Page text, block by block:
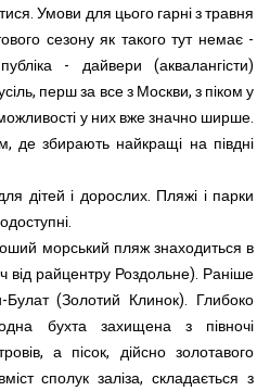
Умови для цього гарні з травня
сезону як такого тут немає -
- дайвери (аквалангісти)
перш за все з Москви, з піком у
можливості у них вже значно ширше.
де збирають найкращі на півдні
дітей і дорослих. Пляжі і парки
морський пляж знаходиться в
від райцентру Роздольне). Раніше
(Золотий Клинок). Глибоко
бухта захищена з півночі
а пісок, дійсно золотавого
сполук заліза, складається з